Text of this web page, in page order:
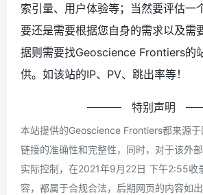
索引量、用户体验等；当然要评估一
要还是需要根据您自身的需求以及需
据则需要找Geoscience Frontiers的
供。如该站的IP、PV、跳出率等！
特别声明
本站提供的Geoscience Frontiers都来源
链接的准确性和完整性，同时，对于该外
实际控制，在2021年9月22日 下午2:55收
容，都属于合规合法，后期网页的内容如